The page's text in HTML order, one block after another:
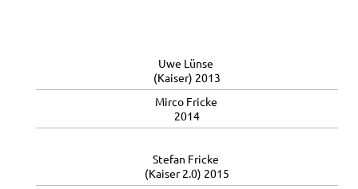
Uwe Lünse
(Kaiser) 2013
Mirco Fricke
2014
Stefan Fricke
(Kaiser 2.0) 2015